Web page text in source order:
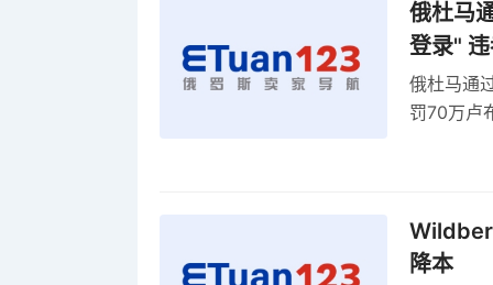
俄杜马
登录"
俄杜马通
罚70万卢
降本